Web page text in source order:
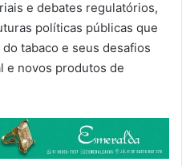
e debates regulatórios,
políticas públicas que
tabaco e seus desafios
e novos produtos de